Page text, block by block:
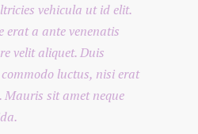
vehicula ut id elit.
erat a ante venenatis
velit aliquet. Duis
luctus, nisi erat
sit amet neque